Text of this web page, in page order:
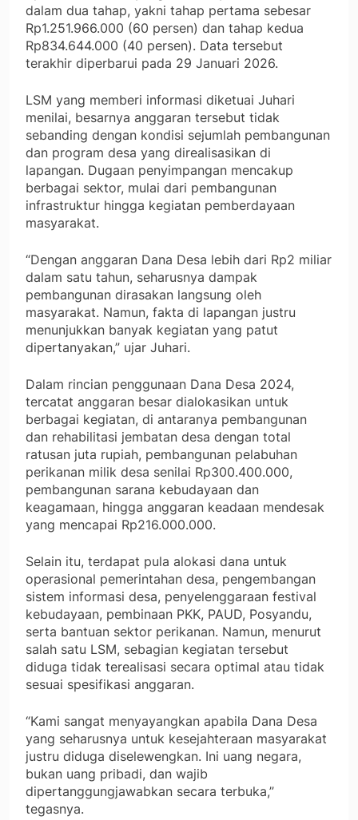
dalam dua tahap, yakni tahap pertama sebesar
Rp1.251.966.000 (60 persen) dan tahap kedua
Rp834.644.000 (40 persen). Data tersebut
terakhir diperbarui pada 29 Januari 2026.
LSM yang memberi informasi diketuai Juhari
menilai, besarnya anggaran tersebut tidak
sebanding dengan kondisi sejumlah pembangunan
dan program desa yang direalisasikan di
lapangan. Dugaan penyimpangan mencakup
berbagai sektor, mulai dari pembangunan
infrastruktur hingga kegiatan pemberdayaan
masyarakat.
“Dengan anggaran Dana Desa lebih dari Rp2 miliar
dalam satu tahun, seharusnya dampak
pembangunan dirasakan langsung oleh
masyarakat. Namun, fakta di lapangan justru
menunjukkan banyak kegiatan yang patut
dipertanyakan,” ujar Juhari.
Dalam rincian penggunaan Dana Desa 2024,
tercatat anggaran besar dialokasikan untuk
berbagai kegiatan, di antaranya pembangunan
dan rehabilitasi jembatan desa dengan total
ratusan juta rupiah, pembangunan pelabuhan
perikanan milik desa senilai Rp300.400.000,
pembangunan sarana kebudayaan dan
keagamaan, hingga anggaran keadaan mendesak
yang mencapai Rp216.000.000.
Selain itu, terdapat pula alokasi dana untuk
operasional pemerintahan desa, pengembangan
sistem informasi desa, penyelenggaraan festival
kebudayaan, pembinaan PKK, PAUD, Posyandu,
serta bantuan sektor perikanan. Namun, menurut
salah satu LSM, sebagian kegiatan tersebut
diduga tidak terealisasi secara optimal atau tidak
sesuai spesifikasi anggaran.
“Kami sangat menyayangkan apabila Dana Desa
yang seharusnya untuk kesejahteraan masyarakat
justru diduga diselewengkan. Ini uang negara,
bukan uang pribadi, dan wajib
dipertanggungjawabkan secara terbuka,”
tegasnya.